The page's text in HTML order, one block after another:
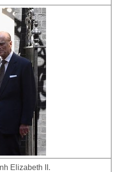
Elizabeth II.